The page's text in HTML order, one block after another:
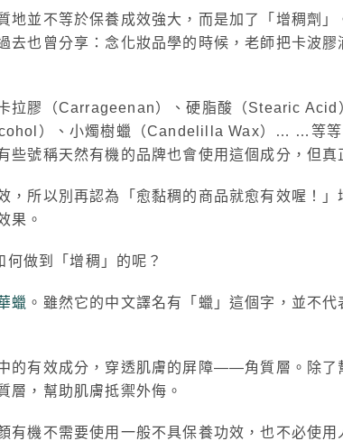
地並不等於保養成效強大，而是加了「增稠劑
去也曾分享：念化妝品學的時候，老師把卡波
拉膠（Carrageenan）、硬脂酸（Stearic
）、小燭樹蠟（Candelilla Wax）… …等
些號稱天然有機的品牌也會使用這個成分，但
，所以別再認為「愈黏稠的商品就愈有效喔！
果。
做到「增稠」的呢？
蠟 。雖然它的中文譯名有「蠟」這個字，並不
的有效成分，穿透肌膚的屏障——角質層。除
層，幫助肌膚抵禦外侮。
有機不需要使用一般不具保養功效，也不必使